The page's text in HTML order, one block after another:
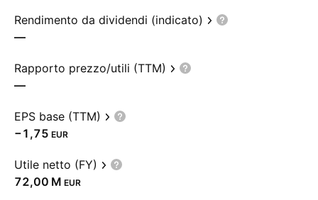
Rendimento da dividendi (indicato)
—
Rapporto prezzo/utili (TTM)
—
EPS base (TTM)
−1,75 EUR
Utile netto (FY)
‪72,00 M‬ EUR